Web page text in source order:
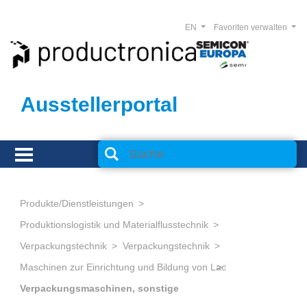
Ausstellerportal
Favoriten verwalten
EN
Produkte/Dienstleistungen
Produktionslogistik und Materialflusstechnik
Verpackungstechnik
Verpackungstechnik
Maschinen zur Einrichtung und Bildung von Ladeeinheiten
Verpackungsmaschinen, sonstige